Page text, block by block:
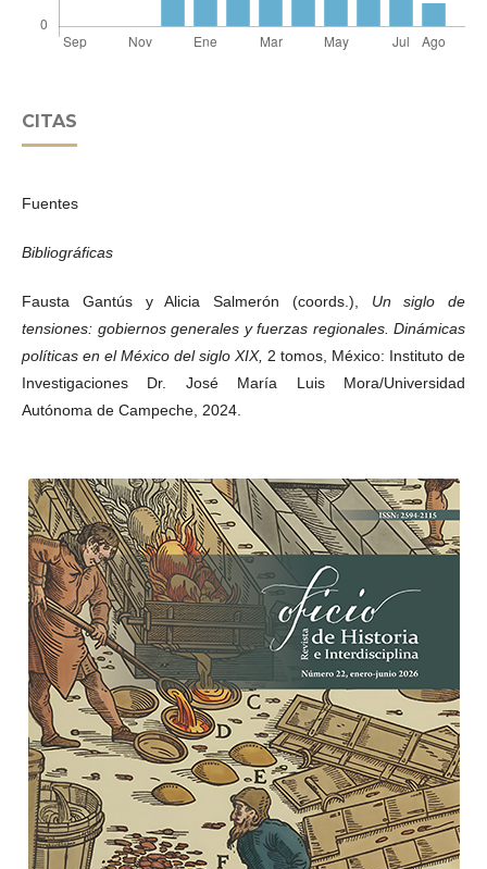
CITAS
Fuentes
Bibliográficas
Fausta Gantús y Alicia Salmerón (coords.), Un siglo de
tensiones: gobiernos generales y fuerzas regionales. Dinámicas
políticas en el México del siglo XIX, 2 tomos, México: Instituto de
Investigaciones Dr. José María Luis Mora/Universidad
Autónoma de Campeche, 2024.